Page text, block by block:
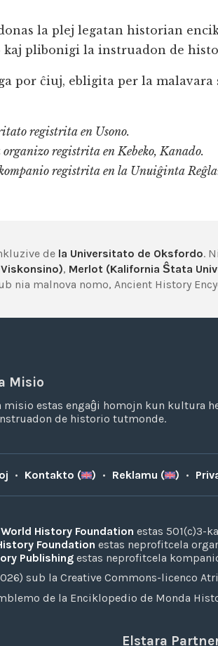
la plej legatan historian
plibonigi la instruadon de
por ĉiuj, ebligita per la
registrita en Usono.
registrita en Kebeko, Kanado.
registrita en la Unuiĝinta
de la Universitato de Oksfordo.
, Merlot (Kalifornia Ŝtata
malnova nomo, Ancient History
Misio
misio estas engaĝi homojn kun kultura
de historio tutmonde.
• Kontakto ( ) • Reklamu ( ) •
World History Foundation estas 501(c)3-
Foundation estas neprofitcela
Publishing estas neprofitcela
sub la Creative Commons-licenco
de la Enciklopedio de Monda
Elstara